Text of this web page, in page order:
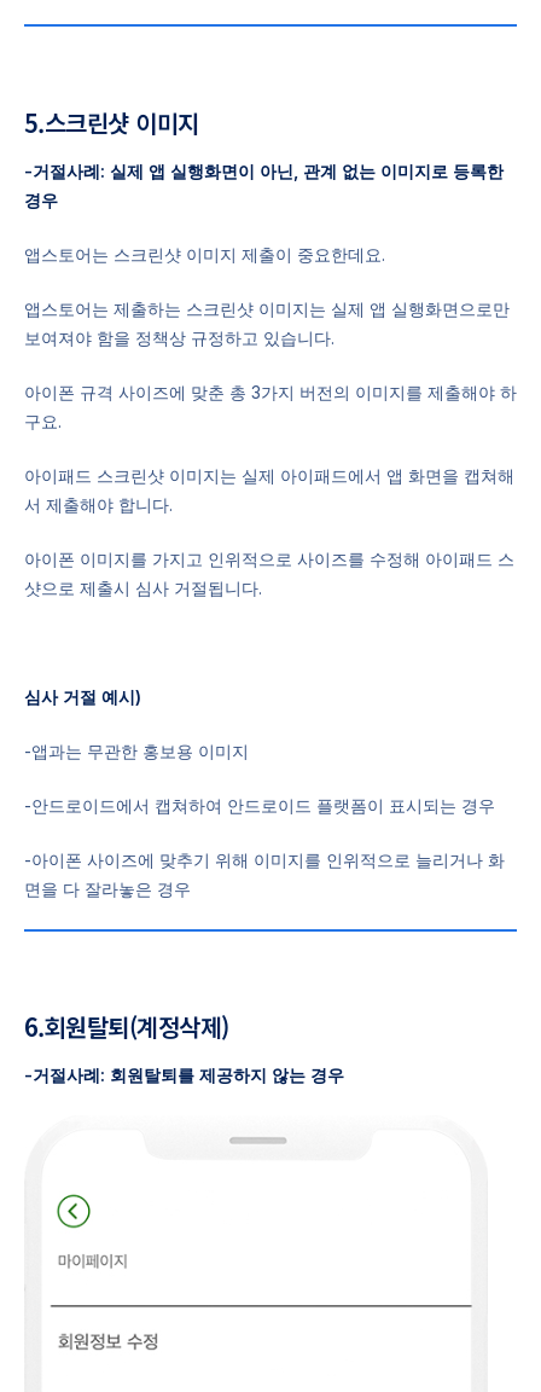
5.스크린샷 이미지
-거절사례: 실제 앱 실행화면이 아닌, 관계 없는 이미지로 등록한
경우
앱스토어는 스크린샷 이미지 제출이 중요한데요.
앱스토어는 제출하는 스크린샷 이미지는 실제 앱 실행화면으로만
보여져야 함을 정책상 규정하고 있습니다.
아이폰 규격 사이즈에 맞춘 총 3가지 버전의 이미지를 제출해야 하
구요.
아이패드 스크린샷 이미지는 실제 아이패드에서 앱 화면을 캡쳐해
서 제출해야 합니다.
아이폰 이미지를 가지고 인위적으로 사이즈를 수정해 아이패드 스
샷으로 제출시 심사 거절됩니다.
심사 거절 예시)
-앱과는 무관한 홍보용 이미지
-안드로이드에서 캡쳐하여 안드로이드 플랫폼이 표시되는 경우
-아이폰 사이즈에 맞추기 위해 이미지를 인위적으로 늘리거나 화
면을 다 잘라놓은 경우
6.회원탈퇴(계정삭제)
-거절사례: 회원탈퇴를 제공하지 않는 경우